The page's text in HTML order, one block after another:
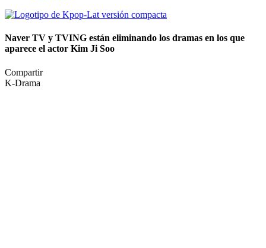
Naver TV y TVING están eliminando los dramas en los que
aparece el actor Kim Ji Soo
Compartir
K-Drama